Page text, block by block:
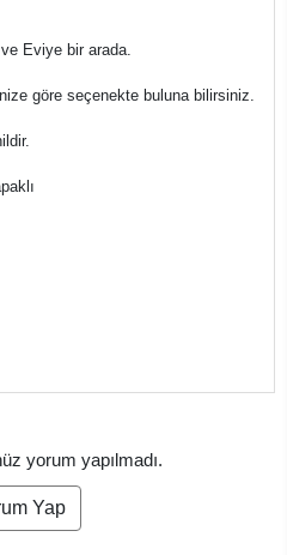
Eviye bir arada.
göre seçenekte buluna bilirsiniz.
yorum yapılmadı.
Yap